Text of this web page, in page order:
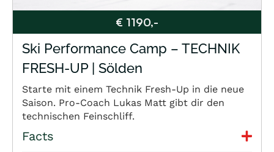
€ 1190,-
Ski Performance Camp – TECHNIK
FRESH-UP | Sölden
Starte mit einem Technik Fresh-Up in die neue
Saison. Pro-Coach Lukas Matt gibt dir den
technischen Feinschliff.
Facts